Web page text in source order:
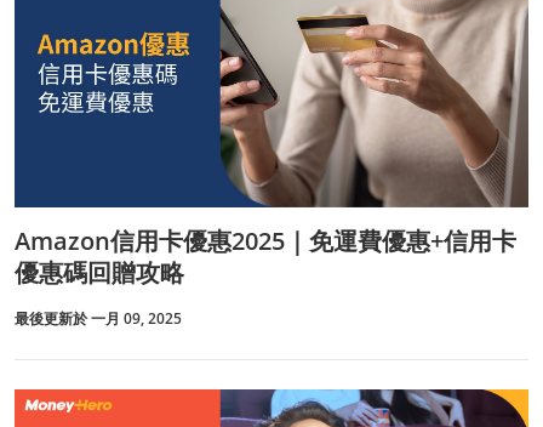
Amazon信用卡優惠2025｜免運費優惠+信用卡
優惠碼回贈攻略
最後更新於 一月 09, 2025